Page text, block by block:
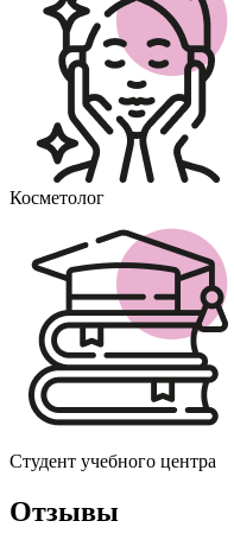
Косметолог
Студент учебного центра
Отзывы